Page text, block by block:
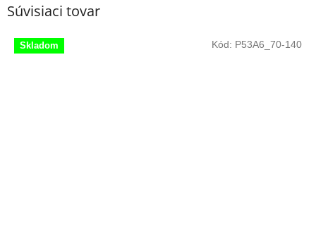
Súvisiaci tovar
Skladom Kód: P53A6_70-140